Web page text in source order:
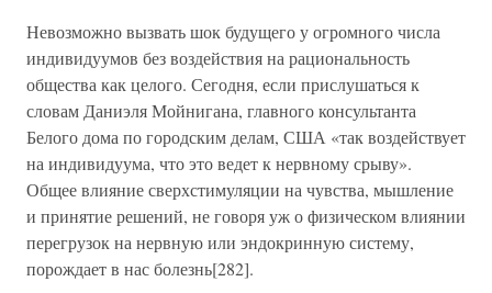
Невозможно вызвать шок будущего у огромного числа
индивидуумов без воздействия на рациональность
общества как целого. Сегодня, если прислушаться к
словам Даниэля Мойнигана, главного консультанта
Белого дома по городским делам, США «так воздействует
на индивидуума, что это ведет к нервному срыву».
Общее влияние сверхстимуляции на чувства, мышление
и принятие решений, не говоря уж о физическом влиянии
перегрузок на нервную или эндокринную систему,
порождает в нас болезнь[282].